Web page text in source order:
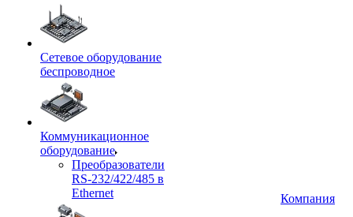
Сетевое оборудование
беспроводное
Коммуникационное
оборудование
Преобразователи
RS-232/422/485 в
Ethernet
Компания